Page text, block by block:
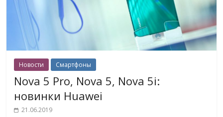
Новости Смартфоны
Nova 5 Pro, Nova 5, Nova 5i:
новинки Huawei
21.06.2019